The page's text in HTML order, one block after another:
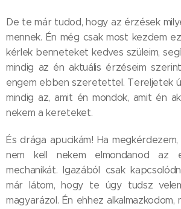
De te már tudod, hogy az érzések
mennek. Én még csak most kezdem
kérlek benneteket kedves szüleim,
mindig az én aktuális érzéseim
engem ebben szeretettel. Tereljetek
mindig az, amit én mondok, amit én
nekem a kereteket.
És drága apucikám! Ha megkérdezem,
nem kell nekem elmondanod az
mechanikát. Igazából csak
már látom, hogy te úgy tudsz
magyarázol. Én ehhez